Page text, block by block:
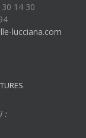
14 30
lucciana.com
: